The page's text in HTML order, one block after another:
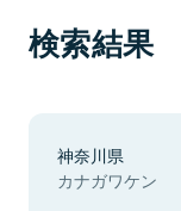
検索結果
神奈川県
カナガワケン